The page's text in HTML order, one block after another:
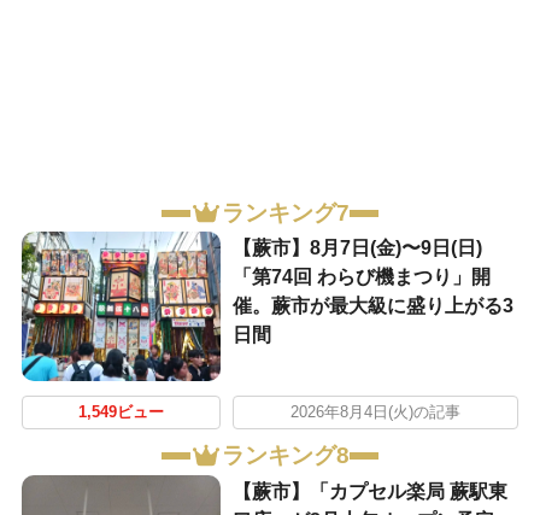
ランキング7
【蕨市】8月7日(金)〜9日(日)
「第74回 わらび機まつり」開
催。蕨市が最大級に盛り上がる3
日間
1,549ビュー 2026年8月4日(火)の記事
ランキング8
【蕨市】「カプセル楽局 蕨駅東